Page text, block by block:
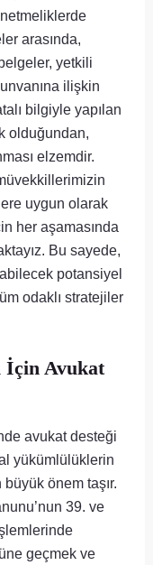
arasında,
yetkili
ilişkin
bilgiyle yapılan
olduğundan,
elzemdir.
uygun olarak
her aşamasında
Bu sayede,
potansiyel
odaklı stratejiler
İçin Avukat
avukat desteği
yükümlülüklerin
önem taşır.
39. ve
geçmek ve